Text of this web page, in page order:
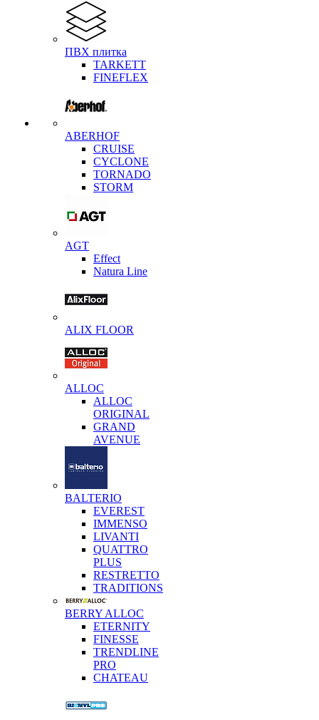
ПВХ плитка
TARKETT
FINEFLEX
ABERHOF
CRUISE
CYCLONE
TORNADO
STORM
AGT
Effect
Natura Line
ALIX FLOOR
ALLOC
ALLOC
ORIGINAL
GRAND
AVENUE
BALTERIO
EVEREST
IMMENSO
LIVANTI
QUATTRO
PLUS
RESTRETTO
TRADITIONS
BERRY ALLOC
ETERNITY
FINESSE
TRENDLINE
PRO
CHATEAU